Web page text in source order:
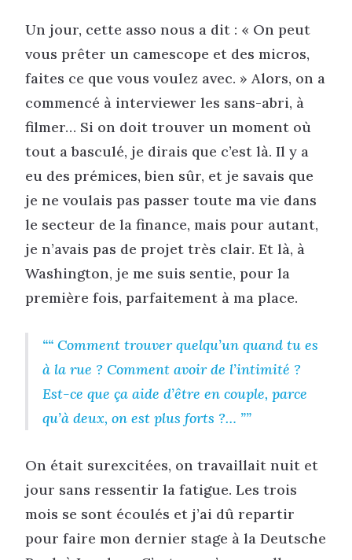
Un jour, cette asso nous a dit : « On peut
vous prêter un camescope et des micros,
faites ce que vous voulez avec. » Alors, on a
commencé à interviewer les sans-abri, à
filmer… Si on doit trouver un moment où
tout a basculé, je dirais que c’est là. Il y a
eu des prémices, bien sûr, et je savais que
je ne voulais pas passer toute ma vie dans
le secteur de la finance, mais pour autant,
je n’avais pas de projet très clair. Et là, à
Washington, je me suis sentie, pour la
première fois, parfaitement à ma place.
“ Comment trouver quelqu’un quand tu es
à la rue ? Comment avoir de l’intimité ?
Est-ce que ça aide d’être en couple, parce
qu’à deux, on est plus forts ?… ”
On était surexcitées, on travaillait nuit et
jour sans ressentir la fatigue. Les trois
mois se sont écoulés et j’ai dû repartir
pour faire mon dernier stage à la Deutsche